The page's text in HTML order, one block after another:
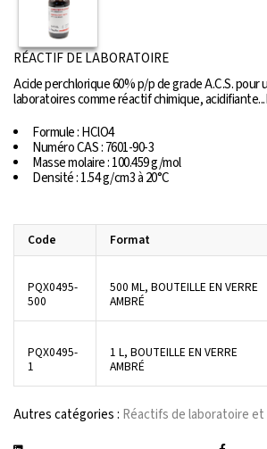
RÉACTIF DE LABORATOIRE
Acide perchlorique 60% p/p de grade A.C.S. pour
laboratoires comme réactif chimique,
Formule : HClO4
Numéro CAS : 7601-90-3
Masse molaire : 100.459 g/mol
Densité : 1.54 g/cm3 à 20°C
Code Format
PQX0495-
500
500 ML, BOUTEILLE EN VERRE
AMBRÉ
PQX0495-
1
1 L, BOUTEILLE EN VERRE
AMBRÉ
Autres catégories : Réactifs de laboratoire